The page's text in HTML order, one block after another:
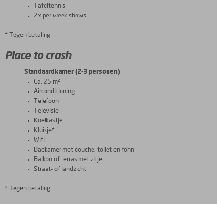
Tafeltennis
2x per week shows
* Tegen betaling
Place to crash
Standaardkamer (2-3 personen)
Ca. 25 m²
Airconditioning
Telefoon
Televisie
Koelkastje
Kluisje*
Wifi
Badkamer met douche, toilet en föhn
Balkon of terras met zitje
Straat- of landzicht
* Tegen betaling